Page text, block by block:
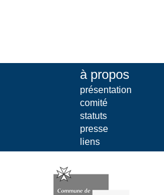
à propos
présentation
comité
statuts
presse
liens